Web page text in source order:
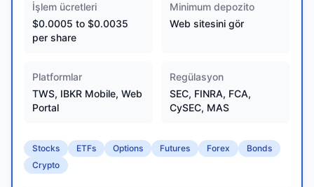
İşlem ücretleri
$0.0005 to $0.0035
per share
Minimum depozito
Web sitesini gör
Platformlar
TWS, IBKR Mobile, Web
Portal
Regülasyon
SEC, FINRA, FCA,
CySEC, MAS
Stocks ETFs Options Futures Forex
Bonds
Crypto